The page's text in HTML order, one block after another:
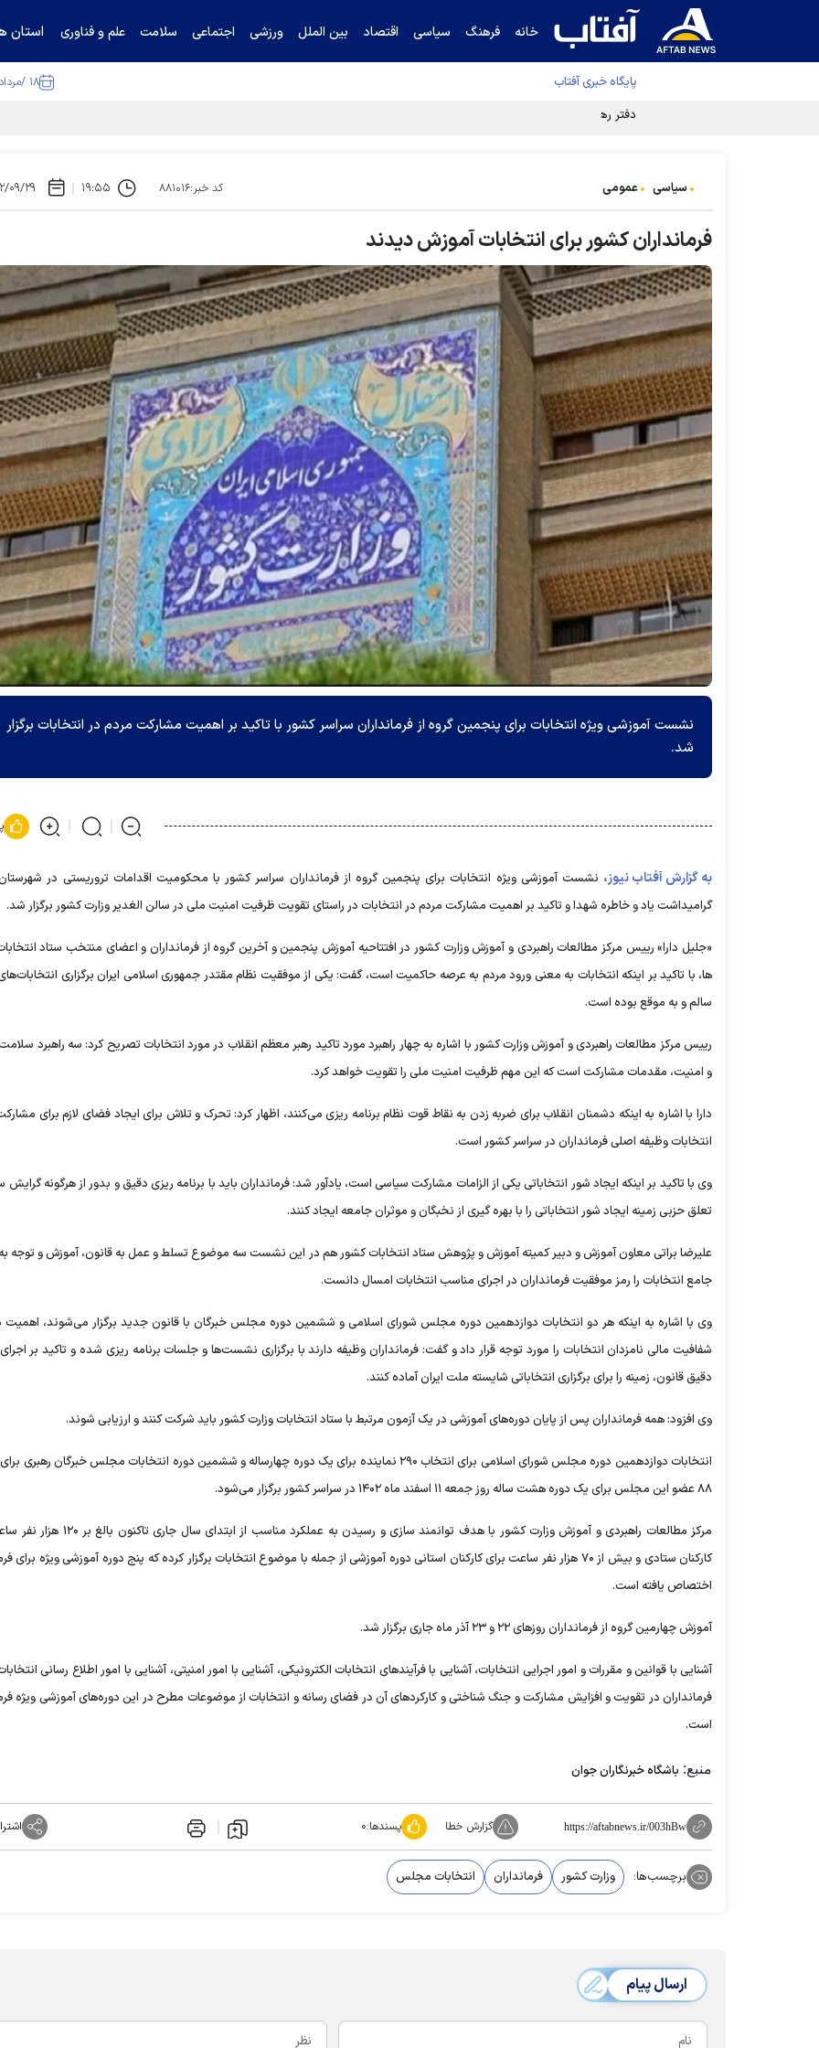
خانه فرهنگ سیاسی اقتصاد بین الملل ورزشی اجتماعی سلامت علم و فناوری استان
پایگاه خبری آفتاب ۱۸ /مرداد /۱۴۰۵
دفتر رهبر انقلاب ادعای خرازی درباره پزشکیان را تکذیب کرد
سیاسی عمومی کد خبر:۸۸۱۰۱۶ ۱۹:۵۵ ۱۴۰۲/
فرمانداران کشور برای انتخابات آموزش دیدند
نشست آموزشی ویژه انتخابات برای پنجمین گروه از فرمانداران سراسر کشور با تاکید بر اهمیت مشارکت مردم در انتخابات برگزار
شد.
به گزارش آفتاب نیوز، نشست آموزشی ویژه انتخابات برای پنجمین گروه از فرمانداران سراسر کشور با محکومیت اقدامات تروریستی در
گرامیداشت یاد و خاطره شهدا و تاکید بر اهمیت مشارکت مردم در انتخابات در راستای تقویت ظرفیت امنیت ملی در سالن الغدیر وزارت کشور برگزار شد.
«جلیل دارا» رییس مرکز مطالعات راهبردی و آموزش وزارت کشور در افتتاحیه آموزش پنجمین و آخرین گروه از فرمانداران و اعضای منتخب ستاد
ها، با تاکید بر اینکه انتخابات به معنی ورود مردم به عرصه حاکمیت است، گفت: یکی از موفقیت نظام مقتدر جمهوری اسلامی ایران برگزاری
سالم و به موقع بوده است.
رییس مرکز مطالعات راهبردی و آموزش وزارت کشور با اشاره به چهار راهبرد مورد تاکید رهبر معظم انقلاب در مورد انتخابات تصریح کرد: سه راهبرد
و امنیت، مقدمات مشارکت است که این مهم ظرفیت امنیت ملی را تقویت خواهد کرد.
دارا با اشاره به اینکه دشمنان انقلاب برای ضربه زدن به نقاط قوت نظام برنامه ریزی می‌کنند، اظهار کرد: تحرک و تلاش برای ایجاد فضای لازم برای
انتخابات وظیفه اصلی فرمانداران در سراسر کشور است.
وی با تاکید بر اینکه ایجاد شور انتخاباتی یکی از الزامات مشارکت سیاسی است، یادآور شد: فرمانداران باید با برنامه ریزی دقیق و بدور از هرگونه
تعلق حزبی زمینه ایجاد شور انتخاباتی را با بهره گیری از نخبگان و موثران جامعه ایجاد کنند.
علیرضا براتی معاون آموزش و دبیر کمیته آموزش و پژوهش ستاد انتخابات کشور هم در این نشست سه موضوع تسلط و عمل به قانون، آموزش و توجه
جامع انتخابات را رمز موفقیت فرمانداران در اجرای مناسب انتخابات امسال دانست.
وی با اشاره به اینکه هر دو انتخابات دوازدهمین دوره مجلس شورای اسلامی و ششمین دوره مجلس خبرگان با قانون جدید برگزار می‌شوند،
شفافیت مالی نامزدان انتخابات را مورد توجه قرار داد و گفت: فرمانداران وظیفه دارند با برگزاری نشست‌ها و جلسات برنامه ریزی شده و تاکید بر
دقیق قانون، زمینه را برای برگزاری انتخاباتی شایسته ملت ایران آماده کنند.
وی افزود: همه فرمانداران پس از پایان دوره‌های آموزشی در یک آزمون مرتبط با ستاد انتخابات وزارت کشور باید شرکت کنند و ارزیابی شوند.
انتخابات دوازدهمین دوره مجلس شورای اسلامی برای انتخاب ۲۹۰ نماینده برای یک دوره چهارساله و ششمین دوره انتخابات مجلس خبرگان
۸۸ عضو این مجلس برای یک دوره هشت ساله روز جمعه ۱۱ اسفند ماه ۱۴۰۲ در سراسر کشور برگزار می‌شود.
مرکز مطالعات راهبردی و آموزش وزارت کشور با هدف توانمند سازی و رسیدن به عملکرد
کارکنان ستادی و بیش از ۷۰ هزار نفر ساعت برای کارکنان استانی دوره آموزشی از جمله با موضوع انتخابات برگزار کرده که پنج دوره آموزشی ویژه برای
اختصاص یافته است.
آموزش چهارمین گروه از فرمانداران روز‌های ۲۲ و ۲۳ آذر ماه جاری برگزار شد.
آشنایی با قوانین و مقررات و امور اجرایی انتخابات، آشنایی با فرآیند‌های انتخابات الکترونیکی، آشنایی با امور امنیتی، آشنایی با امور اطلاع رسانی
فرمانداران در تقویت و افزایش مشارکت و جنگ شناختی و کارکرد‌های آن در فضای رسانه و انتخابات از موضوعات مطرح در این دوره‌های آموزشی ویژه
است.
منبع: باشگاه خبرنگاران جوان
https://aftabnews.ir/003hBw گزارش خطا پسندها:۰
برچسب‌ها: وزارت کشور فرمانداران انتخابات مجلس
ارسال پیام